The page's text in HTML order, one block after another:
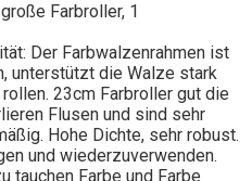
Farbroller, 1
Der Farbwalzenrahmen ist
unterstützt die Walze stark
23cm Farbroller gut die
Flusen und sind sehr
Hohe Dichte, sehr robust.
und wiederzuverwenden.
tauchen Farbe und Farbe